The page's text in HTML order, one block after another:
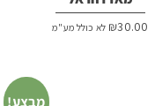
₪30.00 לא כולל מע"מ